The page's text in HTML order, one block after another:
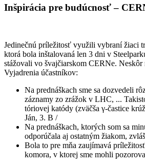
Inšpirácia pre budúcnosť –
Jedinečnú príležitosť využili vybraní žiaci
ktorá bola inštalovaná len 3 dni v
stážovali vo švajčiarskom CERNe.
Vyjadrenia účastníkov:
Na prednáškach sme sa dozvedeli
záznamy zo zrážok v LHC, ...
tóriovej katódy (zväčša γ-častice
Ján, 3. B /
Na prednáškach, ktorých som sa
odporúčala aj ostatným žiakom,
Bola to pre mňa zaujímavá
komora, v ktorej sme mohli